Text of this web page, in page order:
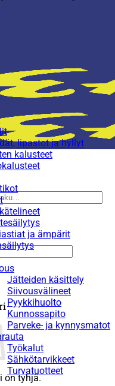
on tyhjä.
lipastot ja hyllyt
kalusteet
ja ämpärit
Jätteiden käsittely
Siivousvälineet
Pyykkihuolto
Kunnossapito
Parveke- ja kynnysmatot
Työkalut
Sähkötarvikkeet
Turvatuotteet